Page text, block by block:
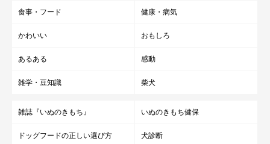
食事・フード 健康・病気
かわいい おもしろ
あるある 感動
雑学・豆知識 柴犬
雑誌『いぬのきもち』 いぬのきもち健保
ドッグフードの正しい選び方 犬診断